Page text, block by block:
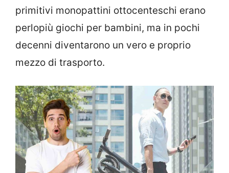
primitivi monopattini ottocenteschi erano
perlopiù giochi per bambini, ma in pochi
decenni diventarono un vero e proprio
mezzo di trasporto.